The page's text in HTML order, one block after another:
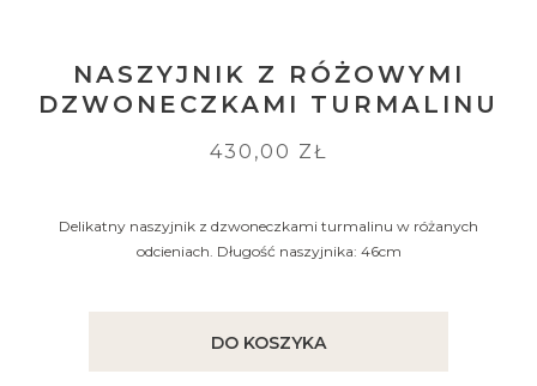
NASZYJNIK Z RÓŻOWYMI
DZWONECZKAMI TURMALINU
430,00 ZŁ
Delikatny naszyjnik z dzwoneczkami turmalinu w różanych
odcieniach. Długość naszyjnika: 46cm
DO KOSZYKA